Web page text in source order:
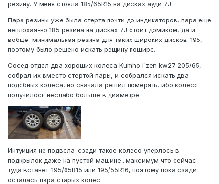
резину. У меня стояла 185/65R15 на дисках ауди 7J
Пара резины уже была стерта почти до индикаторов, пара еще
неплохая-но 185 резина на дисках 7J стоит домиком, да и
вобще минимальная резина для таких широких дисков-195,
поэтому было решено искать рещину пошире.
Сосед отдал два хороших колеса Kumho I`zen kw27 205/65,
собрал их вместо стертой пары, и собрался искать два
подобных колеса, но сначала решил померять, ибо колесо
получилось неслабо больше в диаметре
Интуиция не подвела-сзади такое колесо уперлось в
подкрылок даже на пустой машине...максимум что сейчас
туда встанет-195/65R15 или 195/55R16, поэтому пока сзади
осталась пара старых колес